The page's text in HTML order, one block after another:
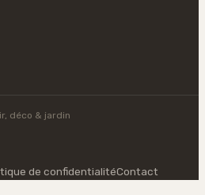
déco & jardin
de confidentialitéContact